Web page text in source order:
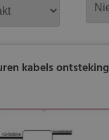
kabels ontsteking